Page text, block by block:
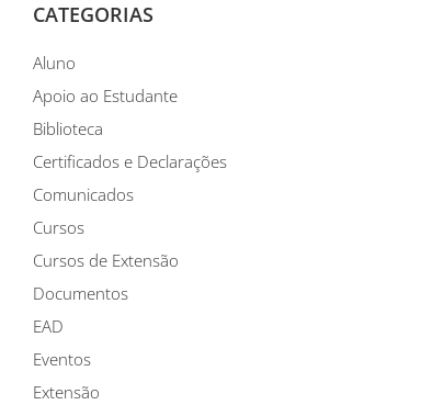
CATEGORIAS
Aluno
Apoio ao Estudante
Biblioteca
Certificados e Declarações
Comunicados
Cursos
Cursos de Extensão
Documentos
EAD
Eventos
Extensão